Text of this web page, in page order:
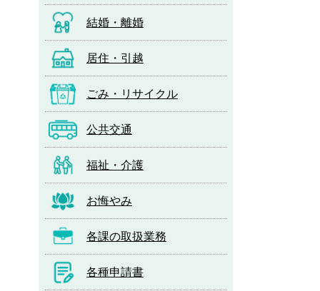
結婚・離婚
居住・引越
ごみ・リサイクル
公共交通
福祉・介護
お悔やみ
各課の取扱業務
各種申請書